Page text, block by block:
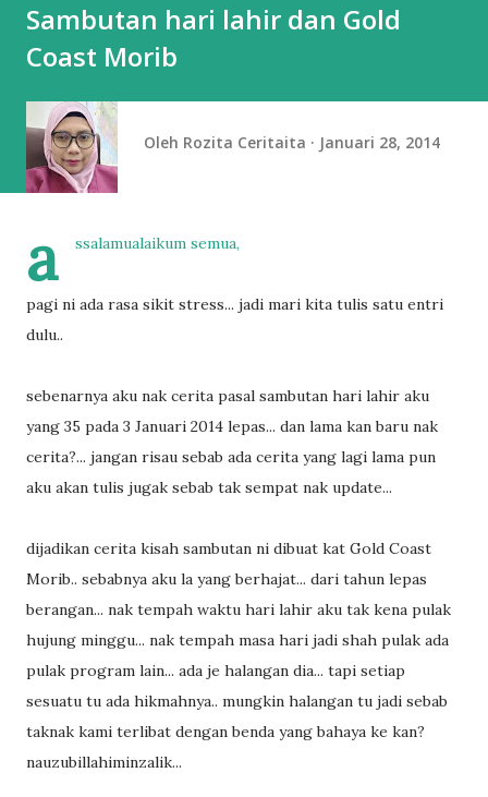
Sambutan hari lahir dan Gold
Coast Morib
Oleh Rozita Ceritaita Januari 28, 2014
a ssalamualaikum semua,
pagi ni ada rasa sikit stress... jadi mari kita tulis satu entri
dulu..
sebenarnya aku nak cerita pasal sambutan hari lahir aku
yang 35 pada 3 Januari 2014 lepas... dan lama kan baru nak
cerita?... jangan risau sebab ada cerita yang lagi lama pun
aku akan tulis jugak sebab tak sempat nak update...
dijadikan cerita kisah sambutan ni dibuat kat Gold Coast
Morib.. sebabnya aku la yang berhajat... dari tahun lepas
berangan... nak tempah waktu hari lahir aku tak kena pulak
hujung minggu... nak tempah masa hari jadi shah pulak ada
pulak program lain... ada je halangan dia... tapi setiap
sesuatu tu ada hikmahnya.. mungkin halangan tu jadi sebab
taknak kami terlibat dengan benda yang bahaya ke kan?
nauzubillahiminzalik...